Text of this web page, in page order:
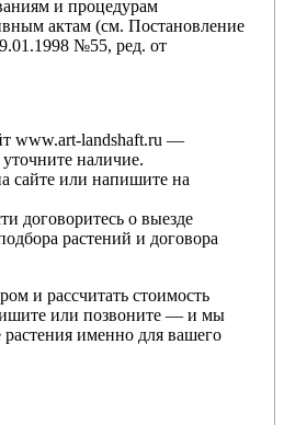
и процедурам
актам (см. Постановление
№55, ред. от
www.art-landshaft.ru —
наличие.
сайте или напишите на
договоритесь о выезде
растений и договора
и рассчитать стоимость
или позвоните — и мы
именно для вашего